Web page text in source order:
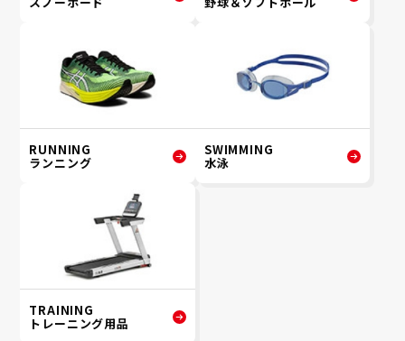
RUNNING
ランニング
SWIMMING
水泳
TRAINING
トレーニング用品